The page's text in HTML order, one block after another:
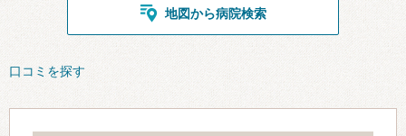
地図から病院検索
口コミを探す